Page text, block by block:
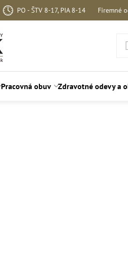
PO - ŠTV 8-17, PIA 8-14 Firemné
Pracovná obuv Zdravotné odevy a